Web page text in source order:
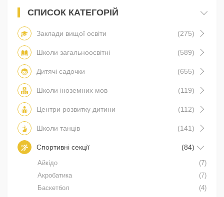
СПИСОК КАТЕГОРІЙ
Заклади вищої освіти (275)
Школи загальноосвітні (589)
Дитячі садочки (655)
Школи іноземних мов (119)
Центри розвитку дитини (112)
Школи танців (141)
Спортивні секції (84)
Айкідо
(7)
Акробатика
(7)
Баскетбол
(4)